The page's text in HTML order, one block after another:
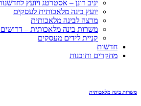
יניב רונן – אסטרטג ויועץ
יועץ בינה מלאכותית לעסקים
מרצה לבינה מלאכותית
משרות בינה מלאכותית – דרושים AI
קניית לידים מעסקים
חדשות
מחקרים ותובנות
משרות בינה מלאכותית